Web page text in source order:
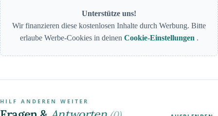
Unterstütze uns!
Wir finanzieren diese kostenlosen Inhalte durch Werbung. Bitte
erlaube Werbe-Cookies in deinen Cookie-Einstellungen .
HILF ANDEREN WEITER